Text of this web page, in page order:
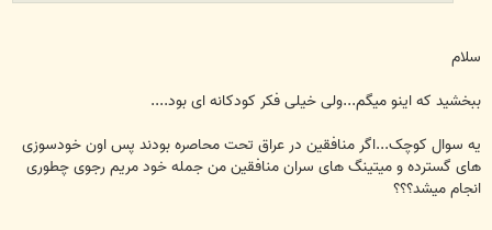
سلام
ببخشید که اینو میگم...ولی خیلی فکر کودکانه ای بود....
یه سوال کوچک...اگر منافقین در عراق تحت محاصره بودند پس اون خودسوزی
های گسترده و میتینگ های سران منافقین من جمله خود مریم رجوی چطوری
انجام میشد؟؟؟